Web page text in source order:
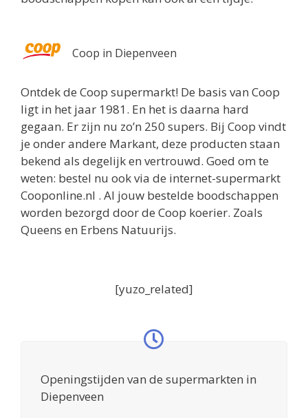
Coop in Diepenveen
Ontdek de Coop supermarkt! De basis van Coop
ligt in het jaar 1981. En het is daarna hard
gegaan. Er zijn nu zo’n 250 supers. Bij Coop vindt
je onder andere Markant, deze producten staan
bekend als degelijk en vertrouwd. Goed om te
weten: bestel nu ook via de internet-supermarkt
Cooponline.nl . Al jouw bestelde boodschappen
worden bezorgd door de Coop koerier. Zoals
Queens en Erbens Natuurijs.
[yuzo_related]
Openingstijden van de supermarkten in
Diepenveen